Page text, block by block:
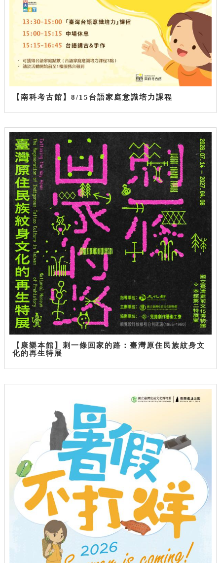
【南科考古館】8/15台語家庭意識培力課程
【康樂本館】刺一條回家的路：臺灣原住民族紋身文
化的再生特展